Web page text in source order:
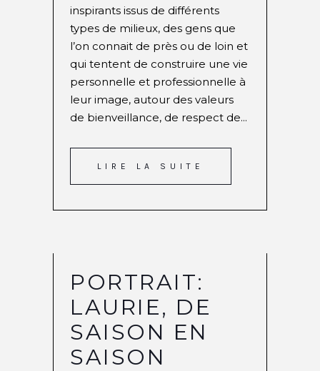
inspirants issus de différents
types de milieux, des gens que
l’on connait de près ou de loin et
qui tentent de construire une vie
personnelle et professionnelle à
leur image, autour des valeurs
de bienveillance, de respect de...
LIRE LA SUITE
PORTRAIT:
LAURIE, DE
SAISON EN
SAISON